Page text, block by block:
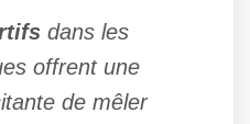
dans les
offrent une
de mêler